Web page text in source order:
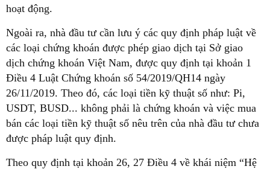
hoạt động.
Ngoài ra, nhà đầu tư cần lưu ý các quy định pháp luật về
các loại chứng khoán được phép giao dịch tại Sở giao
dịch chứng khoán Việt Nam, được quy định tại khoản 1
Điều 4 Luật Chứng khoán số 54/2019/QH14 ngày
26/11/2019. Theo đó, các loại tiền kỹ thuật số như: Pi,
USDT, BUSD... không phải là chứng khoán và việc mua
bán các loại tiền kỹ thuật số nêu trên của nhà đầu tư chưa
được pháp luật quy định.
Theo quy định tại khoản 26, 27 Điều 4 về khái niệm “Hệ